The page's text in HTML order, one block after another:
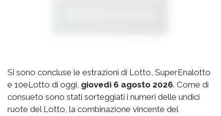
Si sono concluse le estrazioni di Lotto, SuperEnalotto
e 10eLotto di oggi, giovedì 6 agosto 2026. Come di
consueto sono stati sorteggiati i numeri delle undici
ruote del Lotto, la combinazione vincente del